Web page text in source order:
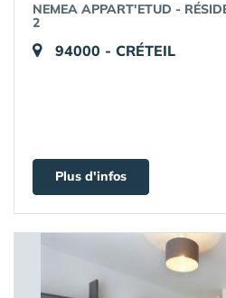
NEMEA APPART'ETUD -
2
94000 - CRÉTEIL
Plus d'infos